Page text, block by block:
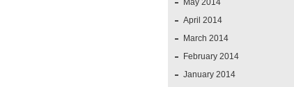
May 2014
April 2014
March 2014
February 2014
January 2014